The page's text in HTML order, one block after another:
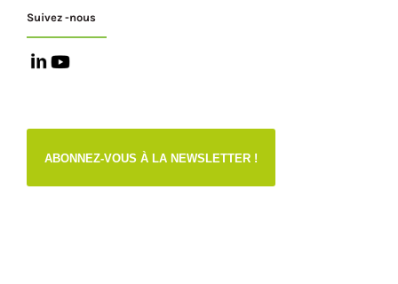
Suivez -nous
ABONNEZ-VOUS À LA NEWSLETTER !